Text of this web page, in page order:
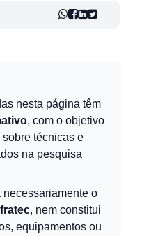
nesta página têm
, com o objetivo
técnicas e
na pesquisa
necessariamente o
, nem constitui
equipamentos ou